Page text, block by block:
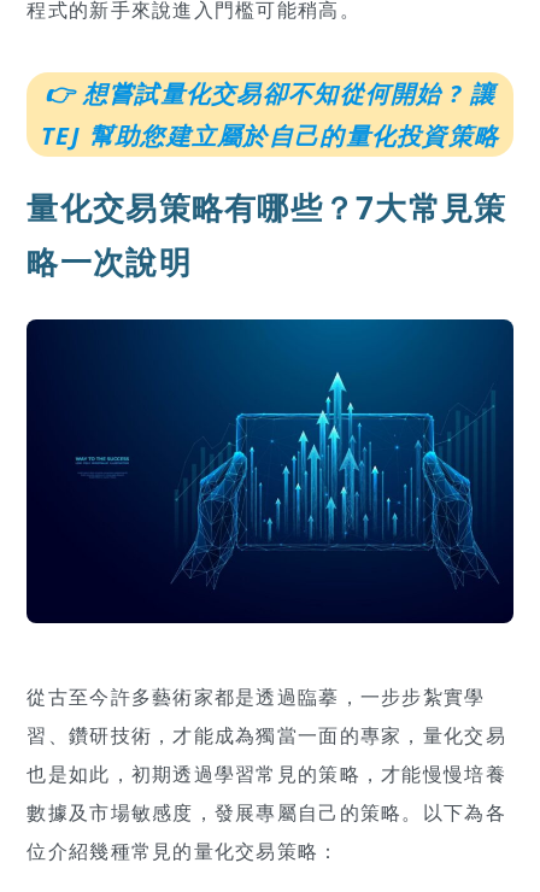
程式的新手來說進入門檻可能稍高。
👉 想嘗試量化交易卻不知從何開始 ? 讓
TEJ 幫助您建立屬於自己的量化投資策略
量化交易策略有哪些？7大常見策
略一次說明
從古至今許多藝術家都是透過臨摹，一步步紮實學
習、鑽研技術，才能成為獨當一面的專家，量化交易
也是如此，初期透過學習常見的策略，才能慢慢培養
數據及市場敏感度，發展專屬自己的策略。以下為各
位介紹幾種常見的量化交易策略：